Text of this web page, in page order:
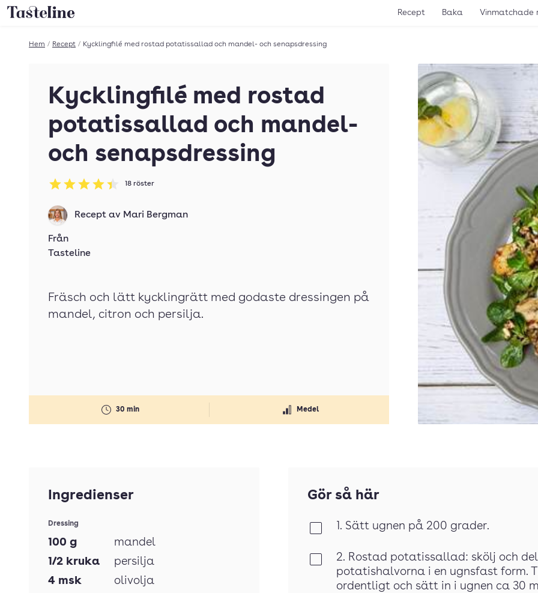
Till Tastelines startsida Recept Baka Vinmatchade
Hem / Recept / Kycklingfilé med rostad potatissallad och mandel- och senapsdressing
Kycklingfilé med rostad
potatissallad och mandel-
och senapsdressing
Betyg: 4.39 av 5
18 röster
30 min Medel
Recept av Mari Bergman
Från
Tasteline
Fräsch och lätt kycklingrätt med godaste dressingen på
mandel, citron och persilja.
Ingredienser
Dressing
100 g
mandel
1/2 kruka
persilja
4 msk
olivolja
Gör så här
1. Sätt ugnen på 200 grader.
2. Rostad potatissallad: skölj och
potatishalvorna i en ugnsfast form.
ordentligt och sätt in i ugnen ca 30